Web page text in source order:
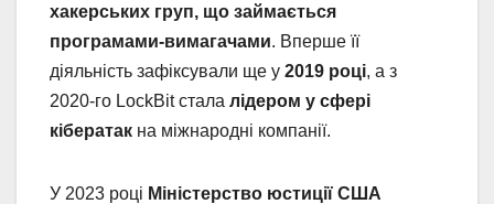
хакерських груп, що займається
програмами-вимагачами. Вперше її
діяльність зафіксували ще у 2019 році, а з
2020-го LockBit стала лідером у сфері
кібератак на міжнародні компанії.
У 2023 році Міністерство юстиції США